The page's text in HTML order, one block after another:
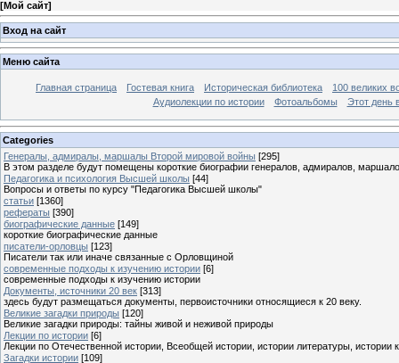
[Мой сайт]
Вход на сайт
Меню сайта
Главная страница Гостевая книга Историческая библиотека
100 великих
Аудиолекции по истории
Фотоальбомы Этот день
Categories
Генералы, адмиралы, маршалы Второй мировой войны [295]
В этом разделе будут помещены короткие биографии генералов, адмиралов,
Педагогика и психология Высшей школы [44]
Вопросы и ответы по курсу "Педагогика Высшей школы"
статьи [1360]
рефераты [390]
биографические данные [149]
короткие биографические данные
писатели-орловцы [123]
Писатели так или иначе связанные с Орловщиной
современные подходы к изучению истории [6]
современные подходы к изучению истории
Документы, источники 20 век [313]
здесь будут размещаться документы, первоисточники относящиеся к 20 веку.
Великие загадки природы [120]
Великие загадки природы: тайны живой и неживой природы
Лекции по истории [6]
Лекции по Отечественной истории, Всеобщей истории, истории литературы, истории
Загадки истории [109]